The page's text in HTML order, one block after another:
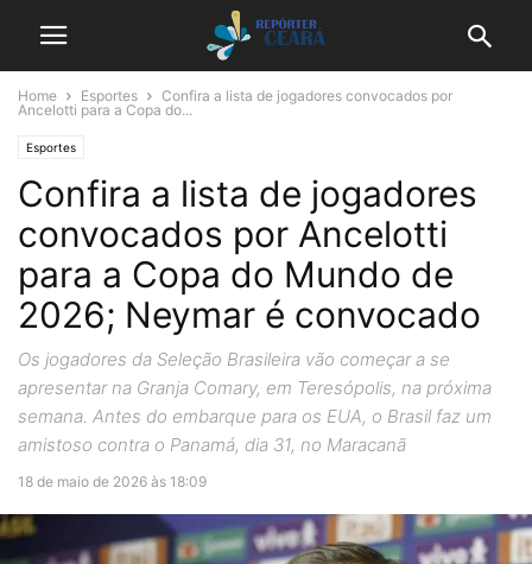
Home Esportes
Confira a lista de jogadores convocados por
Ancelotti para a Copa do...
Esportes
Confira a lista de jogadores
convocados por Ancelotti
para a Copa do Mundo de
2026; Neymar é convocado
Os jogadores da Seleção Brasileira vão começar a se
apresentar na Granja Comary, em Teresópolis, na próxima
semana. Antes do embarque para os EUA, o Brasil faz um
amistoso contra o Panamá, dia 31, no Maracanã
18 de maio de 2026 às 18:09